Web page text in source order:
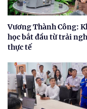
Vương Thành Công:
học bắt đầu từ trải
thực tế